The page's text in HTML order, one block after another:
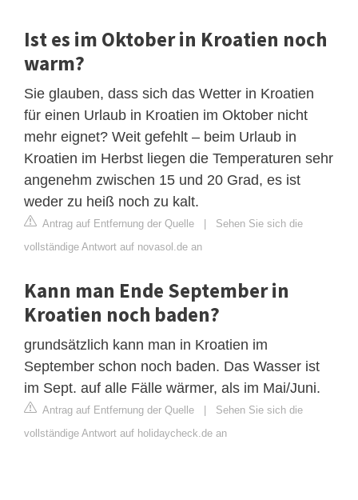
Ist es im Oktober in Kroatien noch
warm?
Sie glauben, dass sich das Wetter in Kroatien
für einen Urlaub in Kroatien im Oktober nicht
mehr eignet? Weit gefehlt – beim Urlaub in
Kroatien im Herbst liegen die Temperaturen sehr
angenehm zwischen 15 und 20 Grad, es ist
weder zu heiß noch zu kalt.
Antrag auf Entfernung der Quelle
Sehen Sie sich die
vollständige Antwort auf novasol.de an
Kann man Ende September in
Kroatien noch baden?
grundsätzlich kann man in Kroatien im
September schon noch baden. Das Wasser ist
im Sept. auf alle Fälle wärmer, als im Mai/Juni.
Antrag auf Entfernung der Quelle
Sehen Sie sich die
vollständige Antwort auf holidaycheck.de an